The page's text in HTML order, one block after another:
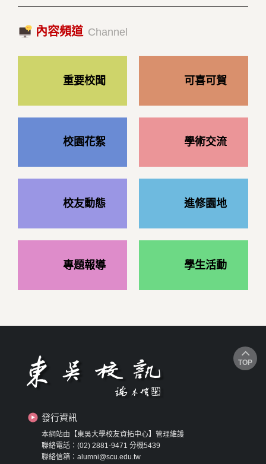
2023/10/18|推薦閱讀
內容頻道 Channel
重要校聞 可喜可賀
校園花絮 學術交流
校友動態 進修園地
專題報導 學生活動
發行資訊
本網站由【東吳大學校友資拓中心】管理維護
聯絡電話：(02) 2881-9471 分機5439
聯絡信箱：alumni@scu.edu.tw
TOP